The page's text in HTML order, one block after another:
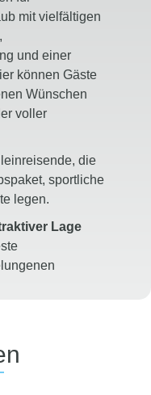
mit vielfältigen
und einer
können Gäste
Wünschen
voller
die
sportliche
legen.
Lage
professioneller